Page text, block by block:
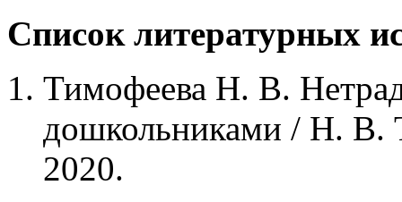
Список литературных
Тимофеева Н. В.
дошкольниками / Н. В.
2020.